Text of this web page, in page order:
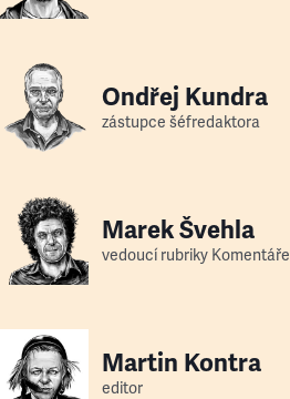
Ondřej Kundra
zástupce šéfredaktora
Marek Švehla
vedoucí rubriky Komentáře
Martin Kontra
editor